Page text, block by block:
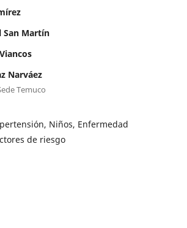
San Martín
Narváez
Temuco
Niños, Enfermedad
de riesgo